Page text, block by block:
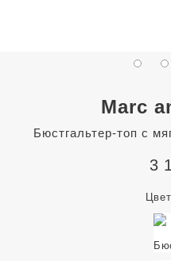
Marc
Бюстгальтер-топ с
3